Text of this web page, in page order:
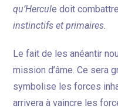
qu’Hercule doit
instinctifs et primaires.
Le fait de les anéantir
mission d’âme. Ce sera
symbolise les forces
arrivera à vaincre les